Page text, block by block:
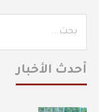
أحدث الأخبار